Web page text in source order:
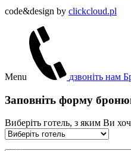
code&design by clickcloud.pl
Menu дзвоніть нам
Заповніть форму
Виберіть готель, з яким Ви